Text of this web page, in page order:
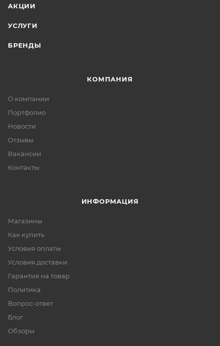
АКЦИИ
УСЛУГИ
БРЕНДЫ
КОМПАНИЯ
О компании
Портфолио
Новости
Отзывы
Вакансии
Контакты
ИНФОРМАЦИЯ
Магазины
Как купить
Условия оплаты
Условия доставки
Гарантия на товар
Политика
Вопрос-ответ
Блог
Обзоры